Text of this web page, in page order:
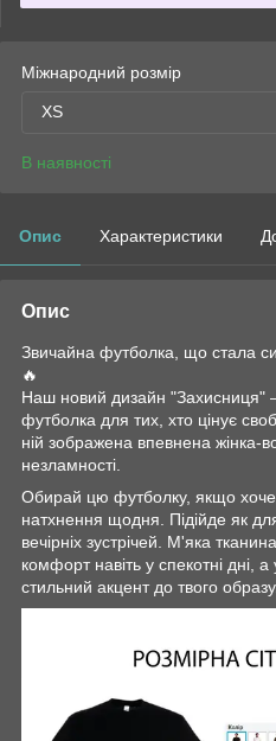
Міжнародний розмір
XS
В наявності
Опис Характеристики
Опис
Звичайна футболка, що стала
🔥
Наш новий дизайн "Захисниця"
футболка для тих, хто цінує
ній зображена впевнена жінка-
незламності.
Обирай цю футболку, якщо
натхнення щодня. Підійде як
вечірніх зустрічей. М'яка
комфорт навіть у спекотні дні,
стильний акцент до твого образу.